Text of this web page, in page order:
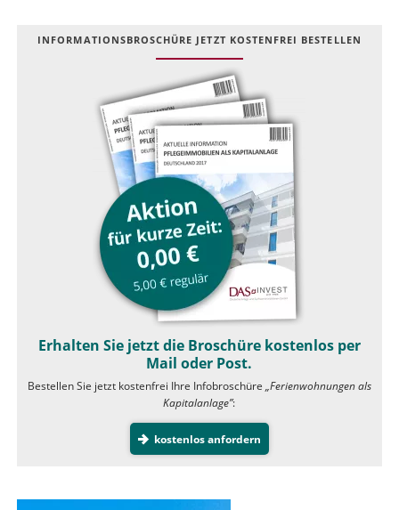
INFOR­MATIONS­BROSCHÜRE JETZT KOSTEN­FREI BESTELLEN
Erhalten Sie jetzt die Broschüre kostenlos per
Mail oder Post.
Bestellen Sie jetzt kostenfrei Ihre Infobroschüre „Ferienwohnungen als
Kapitalanlage”:
kostenlos anfordern